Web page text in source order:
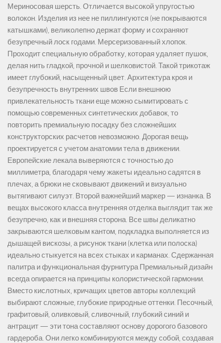
Мериносовая шерсть. Отличается высокой упругостью
волокон. Изделия из нее не пиллингуются (не покрываются
катышками), великолепно держат форму и сохраняют
безупречный лоск годами. Мерсеризованный хлопок.
Проходит специальную обработку, которая удаляет пушок,
делая нить гладкой, прочной и шелковистой. Такой трикотаж
имеет глубокий, насыщенный цвет. Архитектура кроя и
безупречность внутренних швов Если внешнюю
привлекательность ткани еще можно сымитировать с
помощью современных синтетических добавок, то
повторить премиальную посадку без сложнейших
конструкторских расчетов невозможно. Дорогая вещь
проектируется с учетом анатомии тела в движении.
Европейские лекала выверяются с точностью до
миллиметра, благодаря чему жакеты идеально садятся в
плечах, а брюки не сковывают движений и визуально
вытягивают силуэт. Второй важнейший маркер — изнанка. В
вещах высокого класса внутренняя отделка выглядит так же
безупречно, как и внешняя сторона. Все швы деликатно
закрываются шелковым кантом, подкладка выполняется из
дышащей вискозы, а рисунок ткани (клетка или полоска)
идеально стыкуется на всех стыках и карманах. Сдержанная
палитра и функциональная фурнитура Премиальный дизайн
всегда опирается на принципы колористической гармонии.
Вместо кислотных, кричащих цветов авторы коллекций
выбирают сложные, глубокие природные оттенки. Песочный,
графитовый, оливковый, сливочный, глубокий синий и
антрацит — эти тона составляют основу дорогого базового
гардероба. Они легко комбинируются между собой, создавая